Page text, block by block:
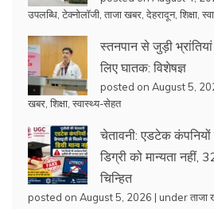
उपलब्धि टेक्नोलॉजी ताजा खबर देहरादून, शिक्षा
स्तनपान से जुड़ी
लिए घातक: विशेषज्ञ
posted on August 5,
खबर शिक्षा स्वास्थ्य-सेहत
चेतावनी: एडटेक
डिग्री को मान्यता नहीं,
चिन्हित
posted on August 5, 2026 | underताजा